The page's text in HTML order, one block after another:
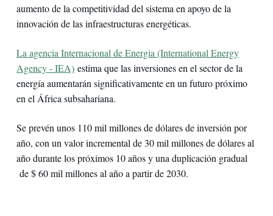
aumento de la competitividad del sistema en apoyo de la
innovación de las infraestructuras energéticas.
La agencia Internacional de Energia (International Energy
Agency - IEA)estima que las inversiones en el sector de la
energía aumentarán significativamente en un futuro próximo
en el África subsahariana.
Se prevén unos 110 mil millones de dólares de inversión por
año, con un valor incremental de 30 mil millones de dólares al
año durante los próximos 10 años y una duplicación gradual
de $ 60 mil millones al año a partir de 2030.